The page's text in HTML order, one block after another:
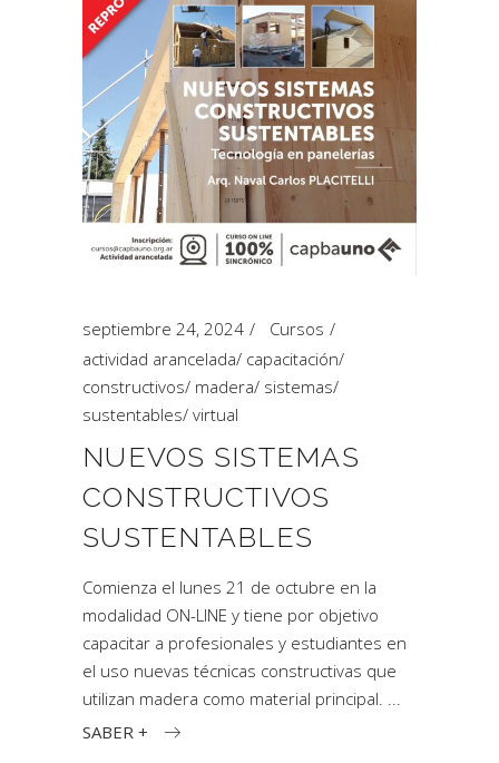
septiembre 24, 2024
Cursos
actividad arancelada/ capacitación/
constructivos/ madera/ sistemas/
sustentables/ virtual
NUEVOS SISTEMAS
CONSTRUCTIVOS
SUSTENTABLES
Comienza el lunes 21 de octubre en la
modalidad ON-LINE y tiene por objetivo
capacitar a profesionales y estudiantes en
el uso nuevas técnicas constructivas que
utilizan madera como material principal.
SABER +